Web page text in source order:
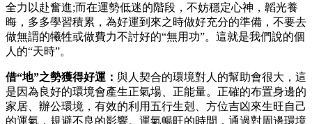
全力以赴奮進;而在運勢低迷的階段，不妨穩定心神，韜光養
晦，多多學習積累，為好運到來之時做好充分的準備，不要去
做無謂的犧牲或做費力不討好的“無用功”。這就是我們說的個
人的“天時”。
借“地”之勢獲得好運： 與人契合的環境對人的幫助會很大，這
是因為良好的環境會產生正氣場、正能量。正確的布置身邊的
家居、辦公環境，有效的利用五行生剋、方位吉凶來生旺自己
的運氣，規避不良的影響。運氣暢旺的時間，通過對周邊環境